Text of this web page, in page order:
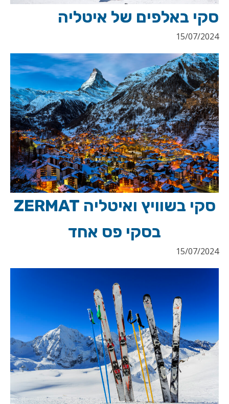
סקי באלפים של איטליה
15/07/2024
סקי בשוויץ ואיטליה ZERMAT
בסקי פס אחד
15/07/2024